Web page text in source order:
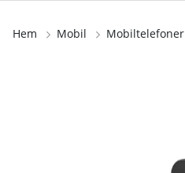
Hem Mobil Mobiltelefoner